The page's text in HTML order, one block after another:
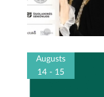
Augusts
14 - 15